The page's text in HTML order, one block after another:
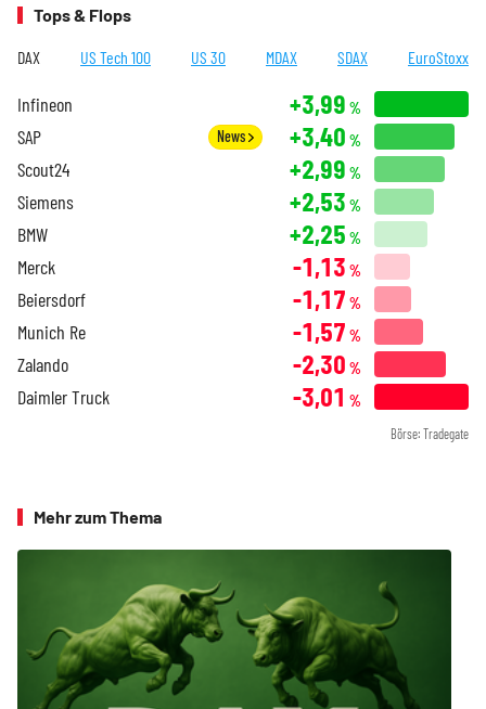
Tops & Flops
DAX US Tech 100 US 30 MDAX SDAX EuroStoxx
Infineon +3,99 %
SAP News +3,40 %
Scout24 +2,99 %
Siemens +2,53 %
BMW +2,25 %
Merck -1,13 %
Beiersdorf -1,17 %
Munich Re -1,57 %
Zalando -2,30 %
Daimler Truck -3,01 %
Börse: Tradegate
Mehr zum Thema